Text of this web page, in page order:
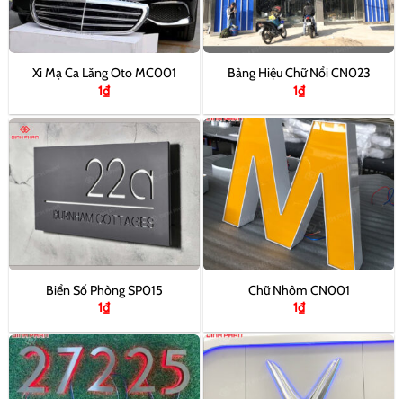
Xi Mạ Ca Lăng Oto MC001
1₫
Bảng Hiệu Chữ Nổi CN023
1₫
Biển Số Phòng SP015
1₫
Chữ Nhôm CN001
1₫